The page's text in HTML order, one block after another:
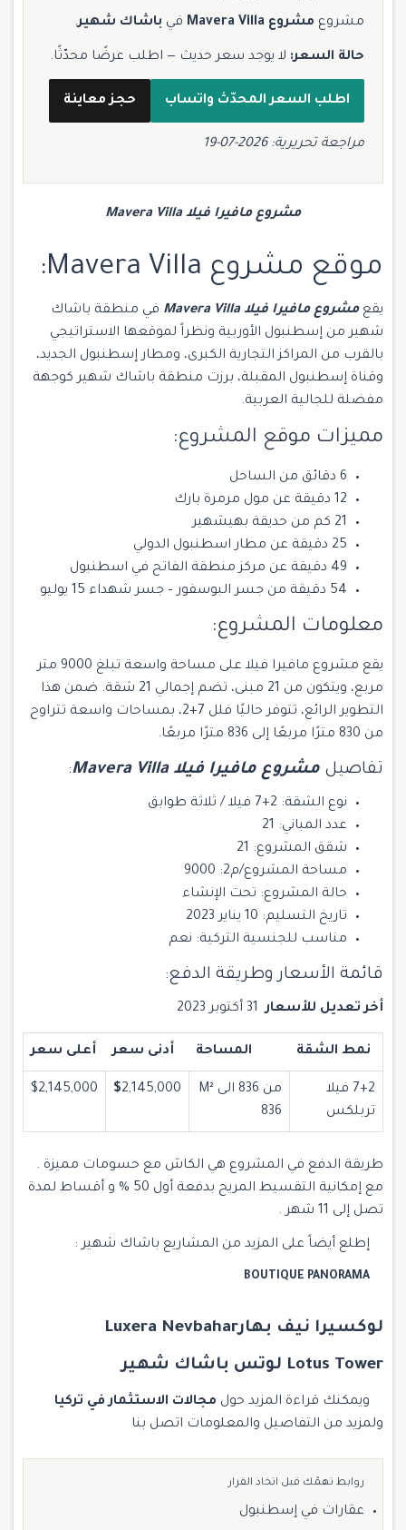
مشروع مشروع Mavera Villa في باشاك شهير.
حالة السعر: لا يوجد سعر حديث — اطلب عرضًا محدّثًا.
اطلب السعر المحدّث واتساب حجز معاينة
مراجعة تحريرية: 2026-07-19
مشروع مافيرا فيلا Mavera Villa
موقع مشروع Mavera Villa:
يقعمشروع مافيرا فيلا Mavera Villa
في منطقة باشاك
شهير من إسطنبول الأوربية ونظراً لموقعها الاستراتيجي
بالقرب من المراكز التجارية الكبرى، ومطار إسطنبول الجديد،
وقناة إسطنبول المقبلة، برزت منطقة باشاك شهير كوجهة
مفضلة للجالية العربية.
مميزات موقع المشروع:
6 دقائق من الساحل
12 دقيقة عن مول مرمرة بارك
21 كم من حديقة بهيشهير
25 دقيقة عن مطار اسطنبول الدولي
49 دقيقة عن مركز منطقة الفاتح في اسطنبول
54 دقيقة من جسر البوسفور – جسر شهداء 15 يوليو
معلومات المشروع:
يقع مشروع مافيرا فيلا على مساحة واسعة تبلغ 9000 متر
مربع، ويتكون من 21 مبنى، تضم إجمالي 21 شقة. ضمن هذا
التطوير الرائع، تتوفر حاليًا فلل 7+2، بمساحات واسعة تتراوح
من 830 مترًا مربعًا إلى 836 مترًا مربعًا.
تفاصيل مشروع مافيرا فيلا Mavera Villa :
نوع الشقة: 2+7 فيلا / ثلاثة طوابق
عدد المباني: 21
شقق المشروع: 21
مساحة المشروع/م2: 9000
حالة المشروع: تحت الإنشاء
تاريخ التسليم: 10 يناير 2023
مناسب للجنسية التركية: نعم
قائمة الأسعار وطريقة الدفع:
أخر تعديل للأسعار
نمط الشقة المساحة أدنى سعر أعلى سعر
7+2 فيلا
تربلكس
من 836 الى M²
836
$2,145,000
$2,145,000
طريقة الدفع في المشروع هي الكاش مع حسومات مميزة .
مع إمكانية التقسيط المريح بدفعة أول 50 % و أقساط لمدة
تصل إلى 11 شهر .
إطلع أيضاً على المزيد من المشاريع باشاك شهير :
BOUTIQUE PANORAMA
لوكسيرا نيف بهارLuxera Nevbahar
Lotus Tower لوتس باشاك شهير
ويمكنك قراءة المزيد حول مجالات الاستثمار في تركيا
ولمزيد من التفاصيل والمعلومات اتصل بنا
روابط تهمّك قبل اتخاذ القرار
عقارات في إسطنبول